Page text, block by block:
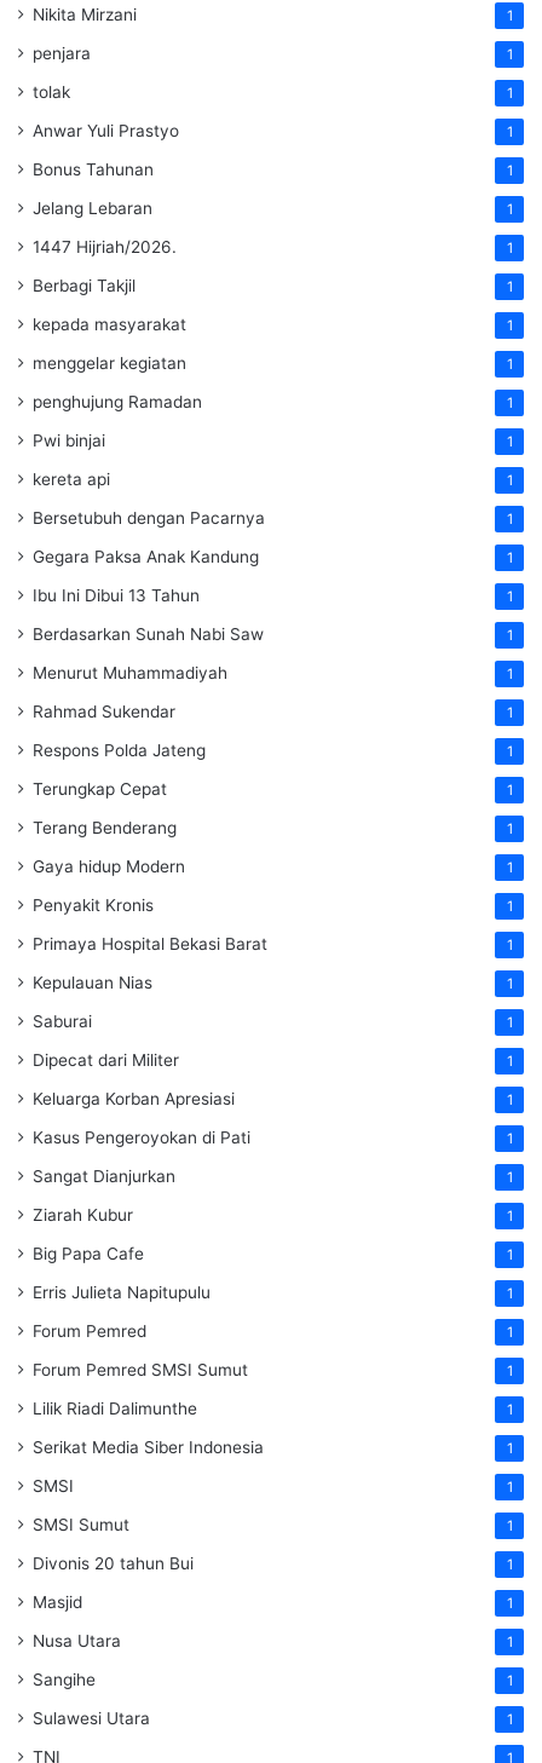
Nikita Mirzani 1
penjara 1
tolak 1
Anwar Yuli Prastyo 1
Bonus Tahunan 1
Jelang Lebaran 1
1447 Hijriah/2026. 1
Berbagi Takjil 1
kepada masyarakat 1
menggelar kegiatan 1
penghujung Ramadan 1
Pwi binjai 1
kereta api 1
Bersetubuh dengan Pacarnya 1
Gegara Paksa Anak Kandung 1
Ibu Ini Dibui 13 Tahun 1
Berdasarkan Sunah Nabi Saw 1
Menurut Muhammadiyah 1
Rahmad Sukendar 1
Respons Polda Jateng 1
Terungkap Cepat 1
Terang Benderang 1
Gaya hidup Modern 1
Penyakit Kronis 1
Primaya Hospital Bekasi Barat 1
Kepulauan Nias 1
Saburai 1
Dipecat dari Militer 1
Keluarga Korban Apresiasi 1
Kasus Pengeroyokan di Pati 1
Sangat Dianjurkan 1
Ziarah Kubur 1
Big Papa Cafe 1
Erris Julieta Napitupulu 1
Forum Pemred 1
Forum Pemred SMSI Sumut 1
Lilik Riadi Dalimunthe 1
Serikat Media Siber Indonesia 1
SMSI 1
SMSI Sumut 1
Divonis 20 tahun Bui 1
Masjid 1
Nusa Utara 1
Sangihe 1
Sulawesi Utara 1
TNI 1